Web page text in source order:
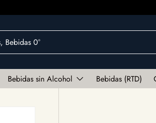
Bebidas sin Alcohol Bebidas (RTD)